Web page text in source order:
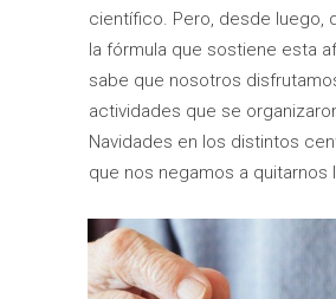
científico. Pero, desde luego,
la fórmula que sostiene esta
sabe que nosotros
actividades que se
Navidades en los distintos
que nos negamos a quitarnos